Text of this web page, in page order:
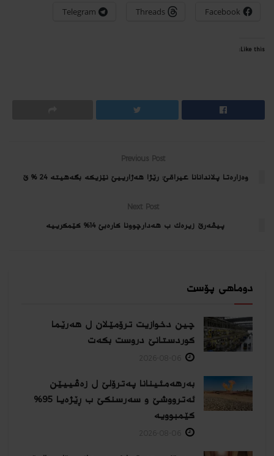
Facebook
Threads
Telegram
Like this:
Previous Post
وه‌زاره‌تا پلاندانانا عیراقێ: رێژا هەژارییێ نێزیكه‌ بگه‌هیته‌‌ 24 ٪ ێ
Next Post
پیڤه‌رێ زیره‌ك ب هه‌دارچوونا كاره‌بێ 14% كێمكرییه‌
دوماهی پۆست
چین دخوازیت ترۆمێلان ل هەرێما
كوردستانێ دروست بكەت
بەرهەمئینانا په‌ترۆلێ ل زه‌ڤییێن
ئەترووشێ و سەرسنكێ ب ڕێژەیا 95%
كێمبوویە